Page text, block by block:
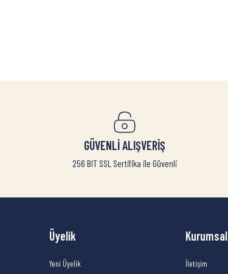
GÜVENLİ ALIŞVERİŞ
256 BIT SSL Sertifika ile Güvenli
Üyelik
Yeni Üyelik
Kurumsal
İletişim